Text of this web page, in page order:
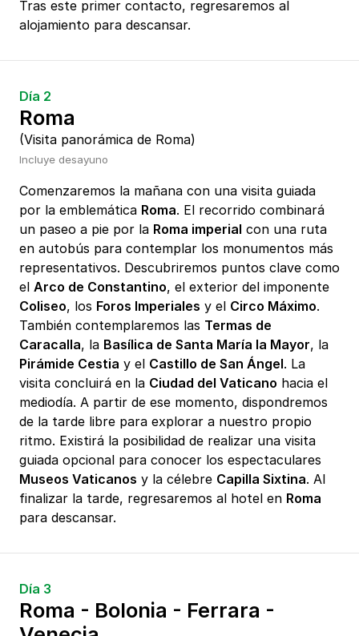
Tras este primer contacto, regresaremos al
alojamiento para descansar.
Día 2
Roma
(Visita panorámica de Roma)
Incluye desayuno
Comenzaremos la mañana con una visita guiada
por la emblemática Roma. El recorrido combinará
un paseo a pie por la Roma imperial con una ruta
en autobús para contemplar los monumentos más
representativos. Descubriremos puntos clave como
el Arco de Constantino, el exterior del imponente
Coliseo, los Foros Imperiales y el Circo Máximo.
También contemplaremos las Termas de
Caracalla, la Basílica de Santa María la Mayor, la
Pirámide Cestia y el Castillo de San Ángel. La
visita concluirá en la Ciudad del Vaticano hacia el
mediodía. A partir de ese momento, dispondremos
de la tarde libre para explorar a nuestro propio
ritmo. Existirá la posibilidad de realizar una visita
guiada opcional para conocer los espectaculares
Museos Vaticanos y la célebre Capilla Sixtina. Al
finalizar la tarde, regresaremos al hotel en Roma
para descansar.
Día 3
Roma - Bolonia - Ferrara -